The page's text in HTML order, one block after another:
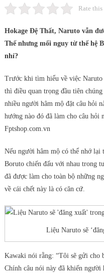
Rate this
Hokage Đệ Thất, Naruto vẫn
Thế nhưng mối nguy từ thế hệ
nhỉ?
Trước khi tìm hiểu về việc Naruto
thì điều quan trọng đầu tiên
nhiều người hâm mộ đặt câu hỏi
hướng nào đó đã làm cho câu hỏi
Fptshop.com.vn
Nếu người hâm mộ có thể nhớ
Boruto chiến đấu với nhau trong
đã được làm cho toàn bộ những
về cái chết này là có căn cứ.
Liệu Naruto sẽ
Kawaki nói rằng: “Tôi sẽ gửi cho
Chính câu nói này đã khiến